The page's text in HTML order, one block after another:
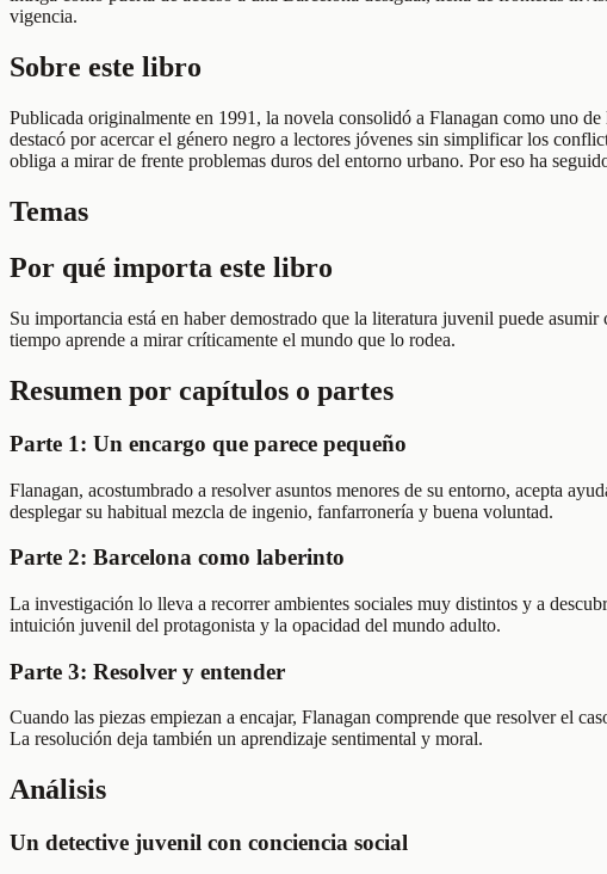
vigencia.
Sobre este libro
Publicada originalmente en 1991, la novela consolidó a Flanagan como uno
destacó por acercar el género negro a lectores jóvenes sin simplificar los
obliga a mirar de frente problemas duros del entorno urbano. Por eso ha
Temas
Por qué importa este libro
Su importancia está en haber demostrado que la literatura juvenil puede
tiempo aprende a mirar críticamente el mundo que lo rodea.
Resumen por capítulos o partes
Parte 1: Un encargo que parece pequeño
Flanagan, acostumbrado a resolver asuntos menores de su entorno, acepta
desplegar su habitual mezcla de ingenio, fanfarronería y buena voluntad.
Parte 2: Barcelona como laberinto
La investigación lo lleva a recorrer ambientes sociales muy distintos y a
intuición juvenil del protagonista y la opacidad del mundo adulto.
Parte 3: Resolver y entender
Cuando las piezas empiezan a encajar, Flanagan comprende que resolver el
La resolución deja también un aprendizaje sentimental y moral.
Análisis
Un detective juvenil con conciencia social